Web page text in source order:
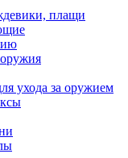
плащи
ухода за оружием